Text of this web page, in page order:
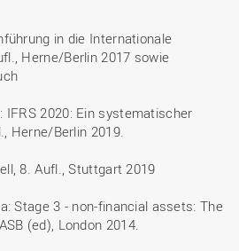
in die Internationale
Herne/Berlin 2017 sowie
IFRS 2020: Ein systematischer
Herne/Berlin 2019.
8. Aufl., Stuttgart 2019
Stage 3 - non-financial assets: The
(ed), London 2014.